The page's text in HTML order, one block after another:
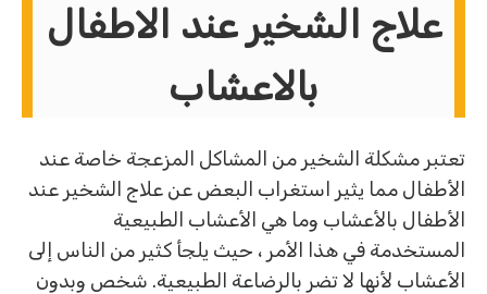
علاج الشخير عند الاطفال
بالاعشاب
تعتبر مشكلة الشخير من المشاكل المزعجة خاصة عند
الأطفال مما يثير استغراب البعض عن علاج الشخير عند
الأطفال بالأعشاب وما هي الأعشاب الطبيعية
المستخدمة في هذا الأمر ، حيث يلجأ كثير من الناس إلى
الأعشاب لأنها لا تضر بالرضاعة الطبيعية. شخص وبدون